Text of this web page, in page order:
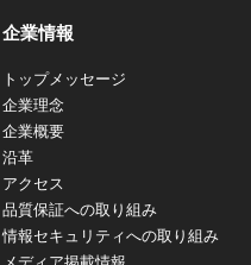
企業情報
トップメッセージ
企業理念
企業概要
沿革
アクセス
品質保証への取り組み
情報セキュリティへの取り組み